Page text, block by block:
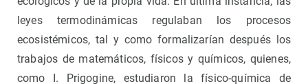
leyes termodinámicas regulaban los procesos
ecosistémicos, tal y como formalizarían después los
trabajos de matemáticos, físicos y químicos, quienes,
como I. Prigogine, estudiaron la físico-química de